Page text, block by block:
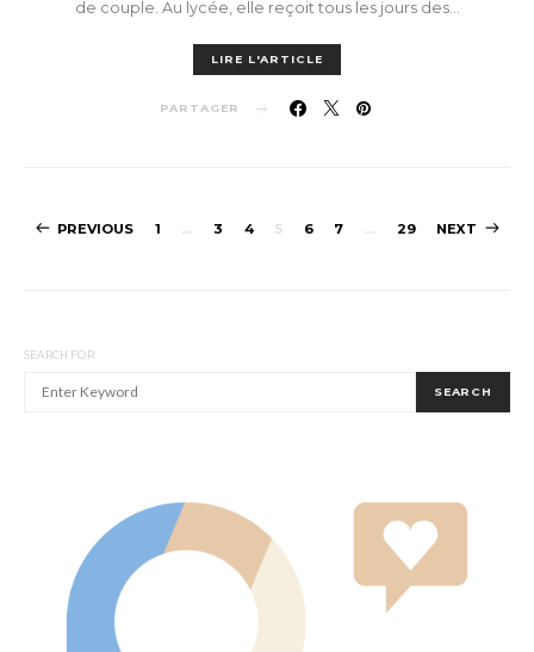
de couple. Au lycée, elle reçoit tous les jours des…
LIRE L'ARTICLE
PARTAGER
Pagination
PREVIOUS 1 … 3 4 5 6 7 … 29 NEXT
SEARCH FOR:
SEARCH